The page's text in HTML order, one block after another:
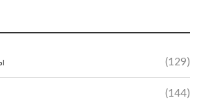
(129)
(144)